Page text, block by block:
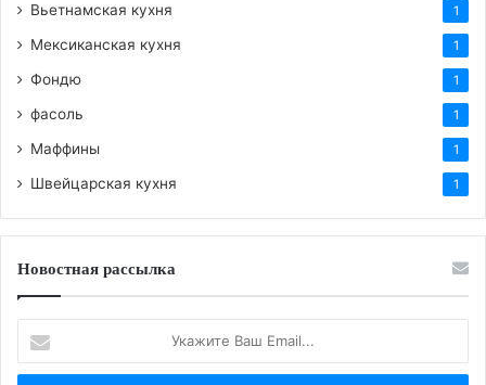
Вьетнамская кухня 1
Мексиканская кухня 1
Фондю 1
фасоль 1
Маффины 1
Швейцарская кухня 1
Новостная рассылка
Ваш
Email...